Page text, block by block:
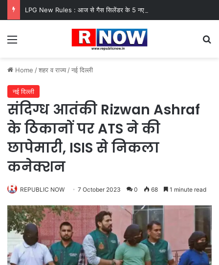
Menu
Home /शहर व राज्य /नई दिल्ली
नई दिल्ली
संदिग्ध आतंकी Rizwan Ashraf
के ठिकानों पर ATS ने की
छापेमारी, ISIS से निकला
कनेक्शन
REPUBLIC NOW 7 October 2023 0 68 1 minute read